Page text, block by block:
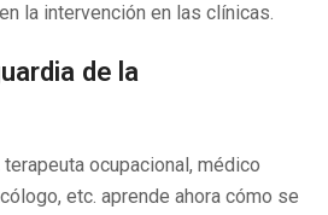
la intervención en las clínicas.
de la
ocupacional, médico
etc. aprende ahora cómo se